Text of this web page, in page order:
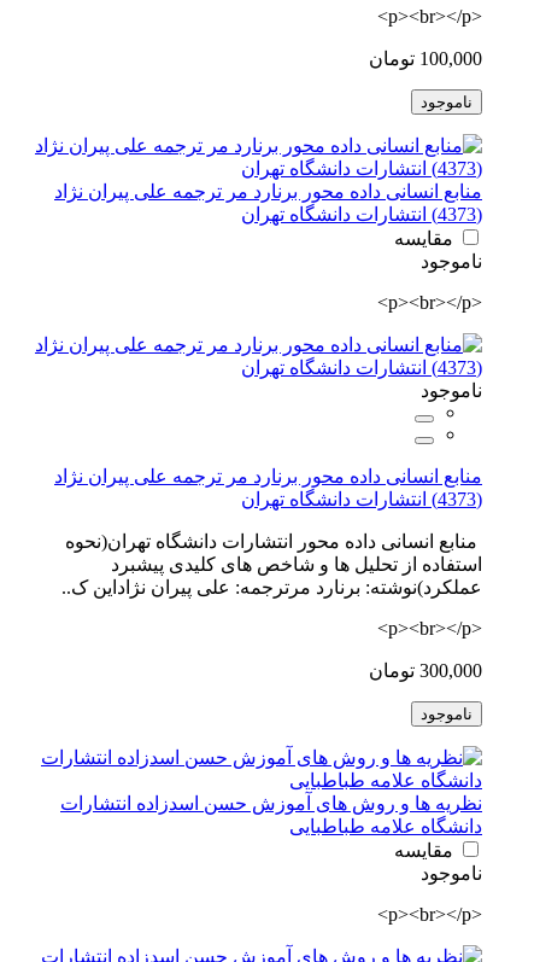
<p><br></p>
100,000 تومان
ناموجود
منابع انسانی داده محور برنارد مر ترجمه علی پیران نژاد
(4373) انتشارات دانشگاه تهران
مقایسه
ناموجود
<p><br></p>
ناموجود
منابع انسانی داده محور برنارد مر ترجمه علی پیران نژاد
(4373) انتشارات دانشگاه تهران
منابع انسانی داده محور انتشارات دانشگاه تهران(نحوه
استفاده از تحلیل ها و شاخص های کلیدی پیشبرد
عملکرد)نوشته: برنارد مرترجمه: علی پیران نژاداین ک..
<p><br></p>
300,000 تومان
ناموجود
نظریه ها و روش های آموزش حسن اسدزاده انتشارات
دانشگاه علامه طباطبایی
مقایسه
ناموجود
<p><br></p>